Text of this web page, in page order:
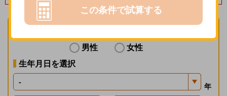
この条件で試算する
男性
女性
生年月日を選択
年